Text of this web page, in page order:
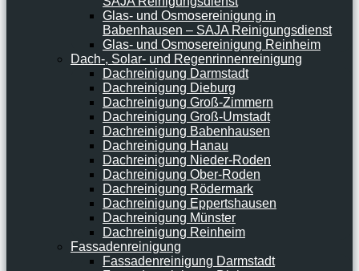
Glas- und Osmosereinigung in
Babenhausen – SAJA Reinigungsdienst
Glas- und Osmosereinigung Reinheim
Dach-, Solar- und Regenrinnenreinigung
Dachreinigung Darmstadt
Dachreinigung Dieburg
Dachreinigung Groß-Zimmern
Dachreinigung Groß-Umstadt
Dachreinigung Babenhausen
Dachreinigung Hanau
Dachreinigung Nieder-Roden
Dachreinigung Ober-Roden
Dachreinigung Rödermark
Dachreinigung Eppertshausen
Dachreinigung Münster
Dachreinigung Reinheim
Fassadenreinigung
Fassadenreinigung Darmstadt